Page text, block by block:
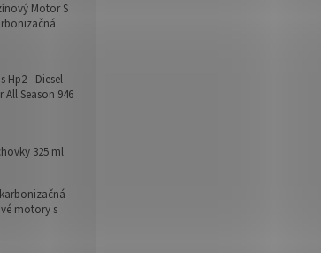
Motor S
Hp2 - Diesel
Season 946
325 ml
motory s